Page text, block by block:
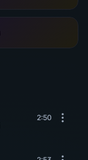
2:50